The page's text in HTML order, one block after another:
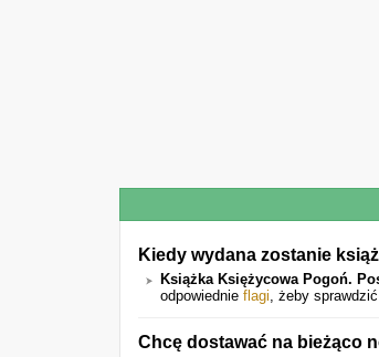
Kiedy wydana zostanie
Książka Księżycowa Pogoń.
odpowiednie flagi, żeby
Chcę dostawać na bieżąco